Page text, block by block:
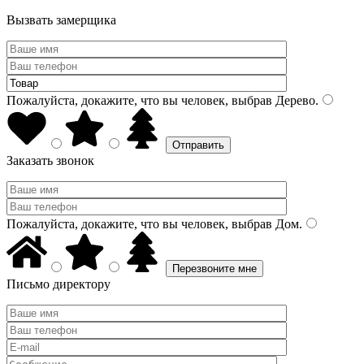
Вызвать замерщика
Пожалуйста, докажите, что вы человек, выбрав Дерево.
Заказать звонок
Пожалуйста, докажите, что вы человек, выбрав Дом.
Письмо директору